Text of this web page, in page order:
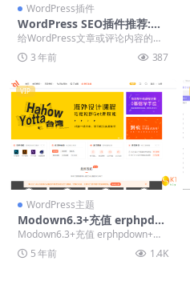
WordPress插件
WordPress SEO插件推荐:No
follow for external link开心
给WordPress文章或评论内容的站
外链接添加Nofollow属性，在博客
里编...3 年前 387
VIP
WordPress主题
Modown6.3+充值 erphpdo
wn+任务+团购+抽奖
Modown6.3+充值 erphpdown+任
务+团购+抽奖 注：不要拿论坛那...
5 年前 1.4K